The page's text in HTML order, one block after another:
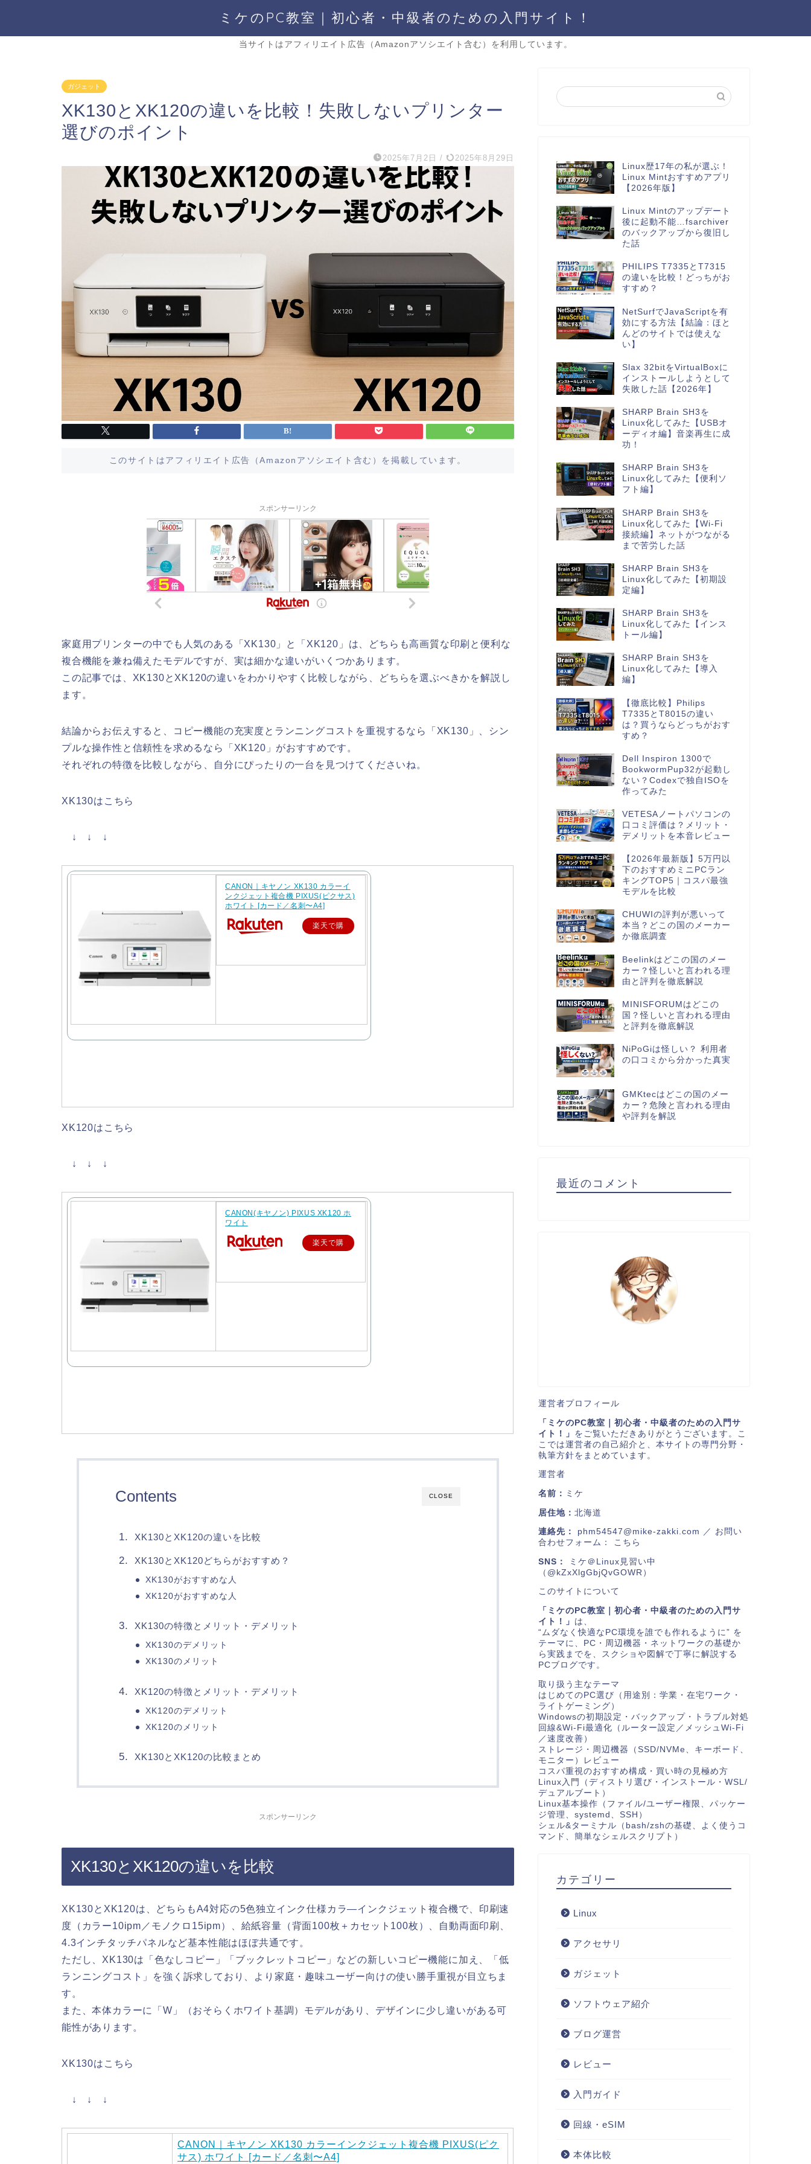
ミケのPC教室｜初心者・中級者のための入門サイト！
当サイトはアフィリエイト広告（Amazonアソシエイト含む）を利用しています。
ガジェット
XK130とXK120の違いを比較！失敗しないプリンター
選びのポイント
2025年7月2日 / 2025年8月29日
このサイトはアフィリエイト広告（Amazonアソシエイト含む）を掲載しています。
スポンサーリンク
家庭用プリンターの中でも人気のある「XK130」と「XK120」は、どちらも高画質な印刷と便利な
複合機能を兼ね備えたモデルですが、実は細かな違いがいくつかあります。
この記事では、XK130とXK120の違いをわかりやすく比較しながら、どちらを選ぶべきかを解説し
ます。
結論からお伝えすると、コピー機能の充実度とランニングコストを重視するなら「XK130」、シン
プルな操作性と信頼性を求めるなら「XK120」がおすすめです。
それぞれの特徴を比較しながら、自分にぴったりの一台を見つけてくださいね。
XK130はこちら
↓ ↓ ↓
CANON｜キヤノン XK130 カラーイ
ンクジェット複合機 PIXUS(ピクサス)
ホワイト [カード／名刺〜A4]
楽天で購
XK120はこちら
↓ ↓ ↓
CANON(キヤノン) PIXUS XK120 ホ
ワイト
楽天で購
CLOSE
Contents
XK130とXK120の違いを比較
XK130とXK120どちらがおすすめ？
XK130がおすすめな人
XK120がおすすめな人
XK130の特徴とメリット・デメリット
XK130のデメリット
XK130のメリット
XK120の特徴とメリット・デメリット
XK120のデメリット
XK120のメリット
XK130とXK120の比較まとめ
スポンサーリンク
XK130とXK120の違いを比較
XK130とXK120は、どちらもA4対応の5色独立インク仕様カラ―インクジェット複合機で、印刷速
度（カラー10ipm／モノクロ15ipm）、給紙容量（背面100枚＋カセット100枚）、自動両面印刷、
4.3インチタッチパネルなど基本性能はほぼ共通です 。
ただし、XK130は「色なしコピー」「ブックレットコピー」などの新しいコピー機能に加え、「低
ランニングコスト」を強く訴求しており、より家庭・趣味ユーザー向けの使い勝手重視が目立ちま
す 。
また、本体カラーに「W」（おそらくホワイト基調）モデルがあり、デザインに少し違いがある可
能性があります 。
XK130はこちら
↓ ↓ ↓
CANON｜キヤノン XK130 カラーインクジェット複合機 PIXUS(ピク
サス) ホワイト [カード／名刺〜A4]
Linux歴17年の私が選ぶ！
Linux Mintおすすめアプリ
【2026年版】
Linux Mintのアップデート
後に起動不能…fsarchiver
のバックアップから復旧し
た話
PHILIPS T7335とT7315
の違いを比較！どっちがお
すすめ？
NetSurfでJavaScriptを有
効にする方法【結論：ほと
んどのサイトでは使えな
い】
Slax 32bitをVirtualBoxに
インストールしようとして
失敗した話【2026年】
SHARP Brain SH3を
Linux化してみた【USBオ
ーディオ編】音楽再生に成
功！
SHARP Brain SH3を
Linux化してみた【便利ソ
フト編】
SHARP Brain SH3を
Linux化してみた【Wi-Fi
接続編】ネットがつながる
まで苦労した話
SHARP Brain SH3を
Linux化してみた【初期設
定編】
SHARP Brain SH3を
Linux化してみた【インス
トール編】
SHARP Brain SH3を
Linux化してみた【導入
編】
【徹底比較】Philips
T7335とT8015の違い
は？買うならどっちがおす
すめ？
Dell Inspiron 1300で
BookwormPup32が起動し
ない？Codexで独自ISOを
作ってみた
VETESAノートパソコンの
口コミ評価は？メリット・
デメリットを本音レビュー
【2026年最新版】5万円以
下のおすすめミニPCラン
キングTOP5｜コスパ最強
モデルを比較
CHUWIの評判が悪いって
本当？どこの国のメーカー
か徹底調査
Beelinkはどこの国のメー
カー？怪しいと言われる理
由と評判を徹底解説
MINISFORUMはどこの
国？怪しいと言われる理由
と評判を徹底解説
NiPoGiは怪しい？ 利用者
の口コミから分かった真実
GMKtecはどこの国のメー
カー？危険と言われる理由
や評判を解説
最近のコメント
運営者プロフィール
「ミケのPC教室｜初心者・中級者のための入門サ
イト！」 をご覧いただきありがとうございます。こ
こでは運営者の自己紹介と、本サイトの専門分野・
執筆方針をまとめています。
運営者
名前： ミケ
居住地： 北海道
連絡先： phm54547@mike-zakki.com ／ お問い
合わせフォーム： こちら
SNS：
ミケ＠Linux見習い中
（@kZxXlgGbjQvGOWR）
このサイトについて
「ミケのPC教室｜初心者・中級者のための入門サ
イト！」 は、
“ムダなく快適なPC環境を誰でも作れるように” を
テーマに、PC・周辺機器・ネットワークの基礎か
ら実践までを、スクショや図解で丁寧に解説する
PCブログです。
取り扱う主なテーマ
はじめてのPC選び（用途別：学業・在宅ワーク・
ライトゲーミング）
Windowsの初期設定・バックアップ・トラブル対処
回線&Wi-Fi最適化（ルーター設定／メッシュWi-Fi
／速度改善）
ストレージ・周辺機器（SSD/NVMe、キーボード、
モニター）レビュー
コスパ重視のおすすめ構成・買い時の見極め方
Linux入門（ディストリ選び・インストール・WSL/
デュアルブート）
Linux基本操作（ファイル/ユーザー権限、パッケー
ジ管理、systemd、SSH）
シェル&ターミナル（bash/zshの基礎、よく使うコ
マンド、簡単なシェルスクリプト）
カテゴリー
Linux
アクセサリ
ガジェット
ソフトウェア紹介
ブログ運営
レビュー
入門ガイド
回線・eSIM
本体比較